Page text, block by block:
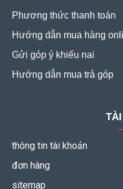
Phương thức thanh toán
Hướng dẫn mua hàng
Gửi góp ý khiếu nai
Hướng dẫn mua trả góp
thông tin tài khoản
đơn hàng
sitemap